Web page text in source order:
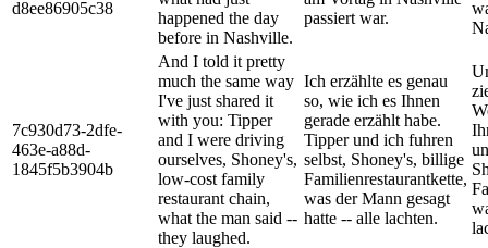
d8ee86905c38
happened the day
before in Nashville.
passiert war.
7c930d73-2dfe-
463e-a88d-
1845f5b3904b
And I told it pretty
much the same way
I've just shared it
with you: Tipper
and I were driving
ourselves, Shoney's,
low-cost family
restaurant chain,
what the man said --
they laughed.
Ich erzählte es genau
so, wie ich es Ihnen
gerade erzählt habe.
Tipper und ich fuhren
selbst, Shoney's, billige
Familienrestaurantkette,
was der Mann gesagt
hatte -- alle lachten.